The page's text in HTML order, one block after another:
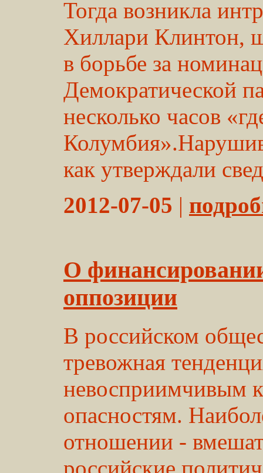
Тогда возникла
Хиллари Клинтон,
в борьбе за
Демократической
несколько часов
как утверждали
2012-07-05 |
О
оппозиции
В российском
тревожная
невосприимчивым
опасностям.
отношении -
российские